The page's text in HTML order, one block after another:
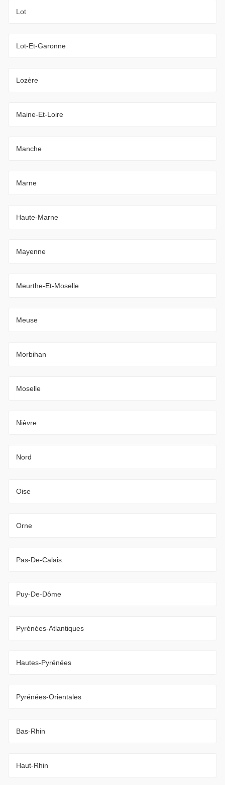
Lot
Lot-Et-Garonne
Lozère
Maine-Et-Loire
Manche
Marne
Haute-Marne
Mayenne
Meurthe-Et-Moselle
Meuse
Morbihan
Moselle
Nièvre
Nord
Oise
Orne
Pas-De-Calais
Puy-De-Dôme
Pyrénées-Atlantiques
Hautes-Pyrénées
Pyrénées-Orientales
Bas-Rhin
Haut-Rhin